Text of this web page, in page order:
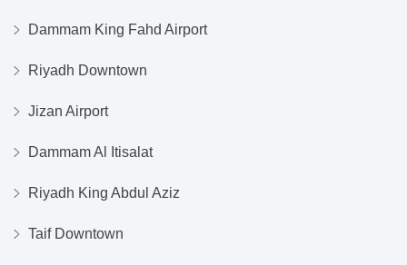
Dammam King Fahd Airport
Riyadh Downtown
Jizan Airport
Dammam Al Itisalat
Riyadh King Abdul Aziz
Taif Downtown